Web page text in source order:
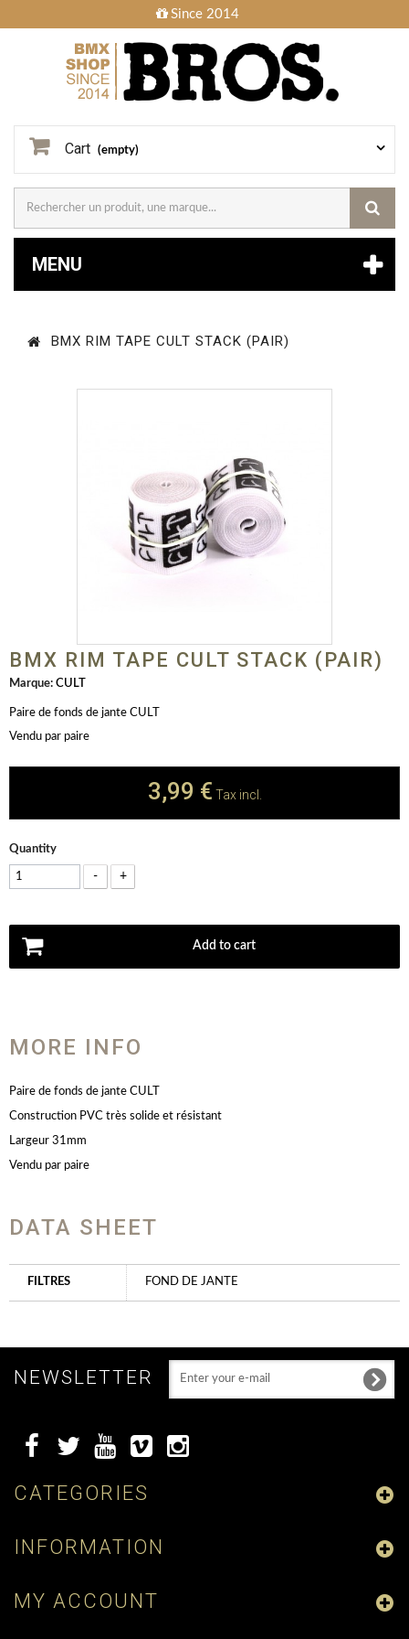
Since 2014
Cart (empty)
MENU
BMX RIM TAPE CULT STACK (PAIR)
BMX RIM TAPE CULT STACK (PAIR)
Marque: CULT
Paire de fonds de jante CULT
Vendu par paire
3,99 € Tax incl.
Quantity
- +
Add to cart
MORE INFO
Paire de fonds de jante CULT
Construction PVC très solide et résistant
Largeur 31mm
Vendu par paire
DATA SHEET
FILTRES FOND DE JANTE
NEWSLETTER
CATEGORIES
INFORMATION
MY ACCOUNT